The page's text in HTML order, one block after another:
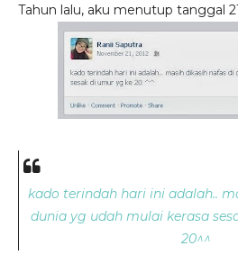
Tahun lalu, aku menutup tanggal
kado terindah hari ini adalah..
dunia yg udah mulai kerasa
20^^